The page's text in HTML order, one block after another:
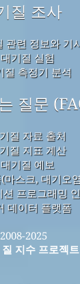
질 조사
관련 정보와 기
대기질 실험
질 측정기 분석
질문
질 자료 출처
질 지표 계산
대기질 예보
마스크, 대기오
프로그래밍
데이터 플랫폼
2025
지수 프로젝트